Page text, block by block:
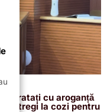
tratați cu aroganță
întregi la cozi pentru